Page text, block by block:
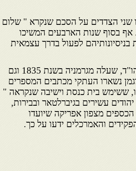
הצדדים על הסכם שנקרא " שלום
אף בסוף שנות הארבעים המשיכו
לפעול בדרך עצמאית
סייע להם בכך רבי אליעזר ברגמן, ממיסדי כולל הו"ד, שעלה מגרמניה בשנת 1835 וגם
נשארו העתקי מכתבים המספרים
ששימש בית כנסת וישיבה שנקראה "
עשירים בגיברלטאר ובבירות,
מצפון אפריקה שיועדו
והאמרכלים ידעו על כך.